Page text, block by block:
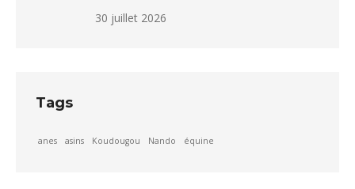
30 juillet 2026
Tags
anes asins Koudougou Nando équine